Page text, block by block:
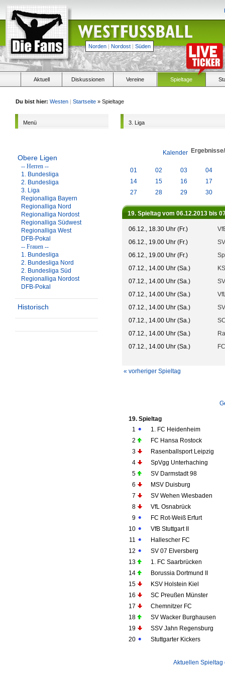
Norden | Nordost | Süden
Aktuell Diskussionen Vereine Spieltage
Du bist hier: Westen | Startseite » Spieltage
Menü
Obere Ligen
-- Herren --
1. Bundesliga
2. Bundesliga
3. Liga
Regionalliga Bayern
Regionalliga Nord
Regionalliga Nordost
Regionalliga Südwest
Regionalliga West
DFB-Pokal
-- Frauen --
1. Bundesliga
2. Bundesliga Nord
2. Bundesliga Süd
Regionalliga Nordost
DFB-Pokal
Historisch
3. Liga
Kalender
01 02 03
04
14
15 16
17
27
28 29 30
19. Spieltag vom 06.12.2013 bis
06.12., 18.30 Uhr (Fr.)
06.12., 19.00 Uhr (Fr.)
06.12., 19.00 Uhr (Fr.)
07.12., 14.00 Uhr (Sa.)
07.12., 14.00 Uhr (Sa.)
07.12., 14.00 Uhr (Sa.)
07.12., 14.00 Uhr (Sa.)
07.12., 14.00 Uhr (Sa.)
07.12., 14.00 Uhr (Sa.)
07.12., 14.00 Uhr (Sa.)
« vorheriger Spieltag
19. Spieltag
1
1. FC Heidenheim
2
FC Hansa Rostock
3
Rasenballsport Leipzig
4
SpVgg Unterhaching
5
SV Darmstadt 98
6
MSV Duisburg
7
SV Wehen Wiesbaden
8
VfL Osnabrück
9
FC Rot-Weiß Erfurt
10
VfB Stuttgart II
11
Hallescher FC
12
SV 07 Elversberg
13
1. FC Saarbrücken
14
Borussia Dortmund II
15
KSV Holstein Kiel
16
SC Preußen Münster
17
Chemnitzer FC
18
SV Wacker Burghausen
19
SSV Jahn Regensburg
20
Stuttgarter Kickers
Aktuellen Spieltag